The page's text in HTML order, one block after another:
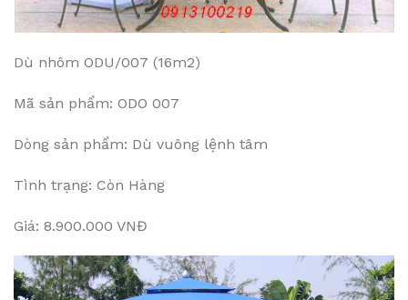
Dù nhôm ODU/007 (16m2)
Mã sản phẩm: ODO 007
Dòng sản phẩm: Dù vuông lệnh tâm
Tình trạng: Còn Hàng
Giá: 8.900.000 VNĐ